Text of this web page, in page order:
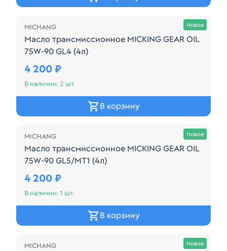
Новое
Осталась 2 шт.
MICHANG
Масло трансмиссионное MICKING GEAR OIL
75W-90 GL4 (4л)
Масло трансмиссионное Micking Gear Oil 75W-90
4 200 ₽
В наличии: 2 шт.
В корзину
Новое
Осталась 1 шт.
MICHANG
Масло трансмиссионное MICKING GEAR OIL
75W-90 GL5/MT1 (4л)
Масло трансмиссионное Micking Gear Oil 75W-90
4 200 ₽
В наличии: 1 шт.
В корзину
Новое
Осталась 2 шт.
MICHANG